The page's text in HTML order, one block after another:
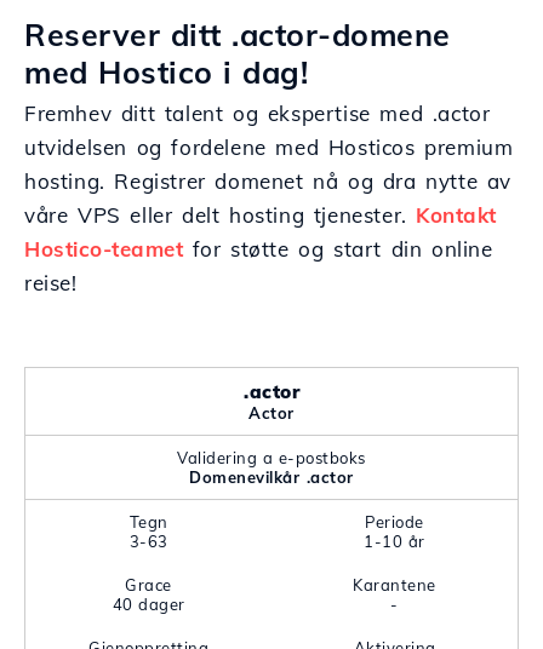
Reserver ditt .actor-domene
med Hostico i dag!
Fremhev ditt talent og ekspertise med .actor
utvidelsen og fordelene med Hosticos premium
hosting. Registrer domenet nå og dra nytte av
våre VPS eller delt hosting tjenester. Kontakt
Hostico-teametfor støtte og start din online
reise!
.actor
Actor
Validering a e-postboks
Domenevilkår .actor
Tegn
3-63
Periode
1-10 år
Grace
40 dager
Karantene
-